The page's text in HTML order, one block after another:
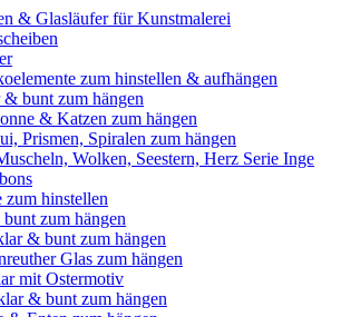
& Glasläufer für Kunstmalerei
zum hinstellen & aufhängen
bunt zum hängen
& Katzen zum hängen
Prismen, Spiralen zum hängen
Wolken, Seestern, Herz Serie Inge
zum hinstellen
zum hängen
& bunt zum hängen
Glas zum hängen
mit Ostermotiv
& bunt zum hängen